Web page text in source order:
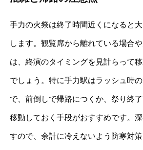
手力の火祭は終了時間近くになると
します。観覧席から離れている場合
は、終演のタイミングを見計らって
でしょう。特に手力駅はラッシュ時
で、前倒しで帰路につくか、祭り終
移動しておく手段がおすすめです。
すので、余計に冷えないよう防寒対